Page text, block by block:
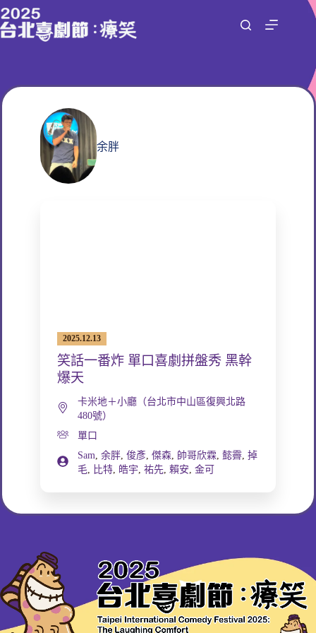
跳
至
容
余胖
2025.12.13
笑話一番炸 單口喜劇拼盤秀 黑幹
爆天
卡米地＋小廳（台北市中山區復興北路
480號）
單口
Sam, 余胖, 俊彥, 傑森, 帥哥欣霖, 懿霽, 掉
毛, 比特, 皓宇, 祐先, 賴安, 金可